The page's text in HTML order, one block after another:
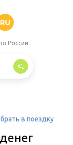
RU
России
в поездку